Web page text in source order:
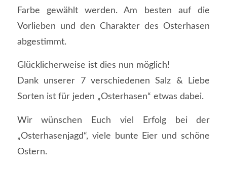
Farbe gewählt werden. Am besten auf die
Vorlieben und den Charakter des Osterhasen
abgestimmt.
Glücklicherweise ist dies nun möglich!
Dank unserer 7 verschiedenen Salz & Liebe
Sorten ist für jeden „Osterhasen“ etwas dabei.
Wir wünschen Euch viel Erfolg bei der
„Osterhasenjagd“, viele bunte Eier und schöne
Ostern.